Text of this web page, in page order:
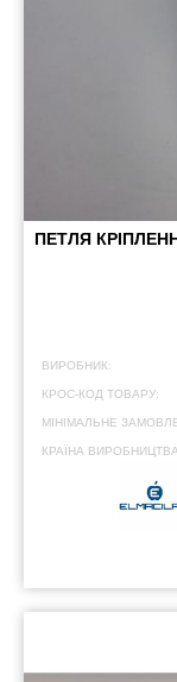
ПЕТЛЯ
ВИРОБНИК:
КРОС-КОД ТОВАРУ:
МІНІМАЛЬНЕ
КРАЇНА